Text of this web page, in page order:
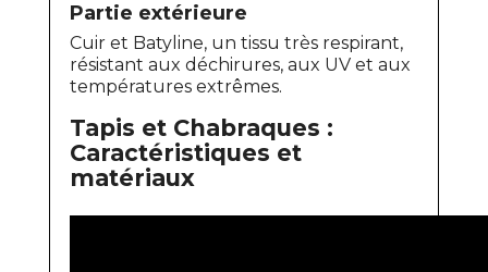
Partie extérieure
Cuir et Batyline, un tissu très respirant,
résistant aux déchirures, aux UV et aux
températures extrêmes.
Tapis et Chabraques :
Caractéristiques et
matériaux